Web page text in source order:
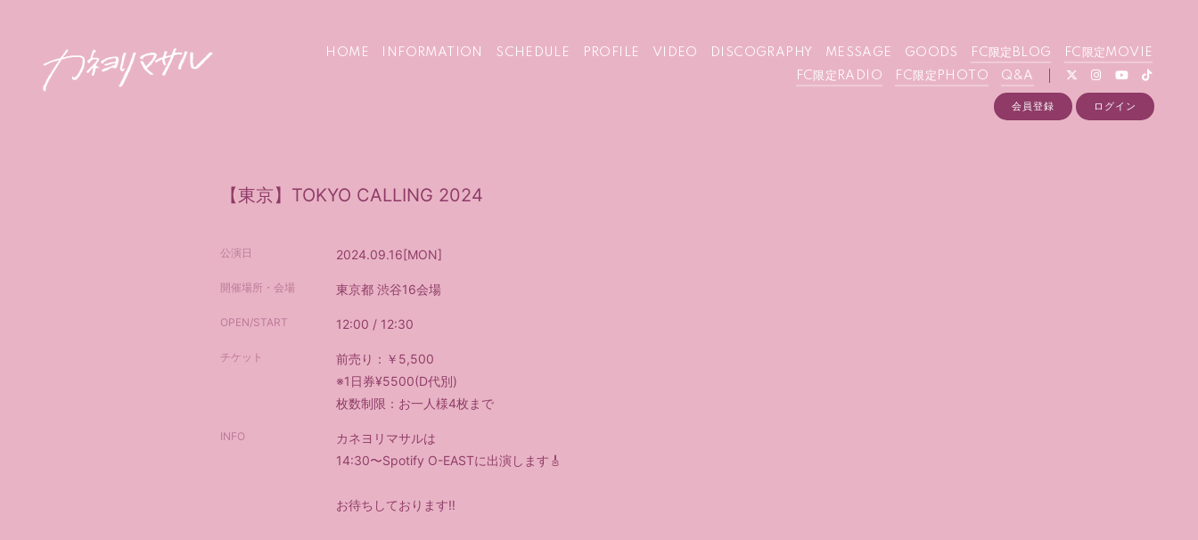
HOME INFORMATION SCHEDULE PROFILE VIDEO DISCOGRAPHY MESSAGE GOODS FC限定BLOG
FC限定MOVIE
FC限定RADIO
FC限定PHOTO Q&A
会員登録 ログイン
【東京】TOKYO CALLING 2024
公演日 2024.09.16[MON]
開催場所・会場 東京都 渋谷16会場
OPEN/START 12:00 / 12:30
チケット
前売り：￥5,500
※1日券¥5500(D代別)
枚数制限：お一人様4枚まで
INFO
カネヨリマサルは
14:30〜Spotify O-EASTに出演します🎸
お待ちしております‼️